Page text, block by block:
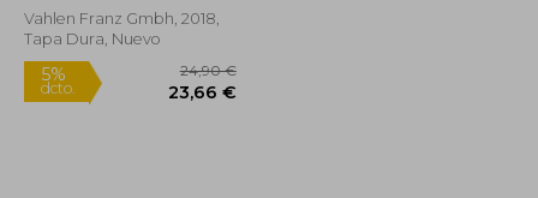
Vahlen Franz Gmbh, 2018,
Tapa Dura, Nuevo